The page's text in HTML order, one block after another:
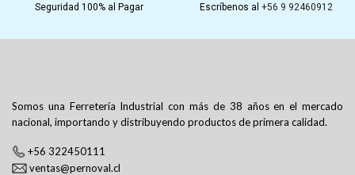
Seguridad 100% al Pagar Escríbenos al +56 9 92460912
Somos una Ferretería Industrial con más de 38 años en el mercado
nacional, importando y distribuyendo productos de primera calidad.
+56 322450111
ventas@pernoval.cl